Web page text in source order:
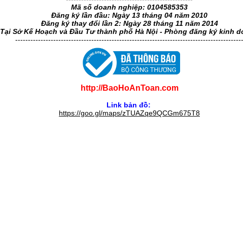
Mã số doanh nghiệp: 0104585353
Đăng ký lần đầu: Ngày 13 tháng 04 năm 2010
Đăng ký thay đổi lần 2: Ngày 28 tháng 11 năm 2014
Tại Sở Kế Hoạch và Đầu Tư thành phố Hà Nội - Phòng đăng ký kinh
------------------------------------------------------------------------------------------
http://BaoHoAnToan.com
Link bản đồ:
https://goo.gl/maps/zTUAZqe9QCGm675T8